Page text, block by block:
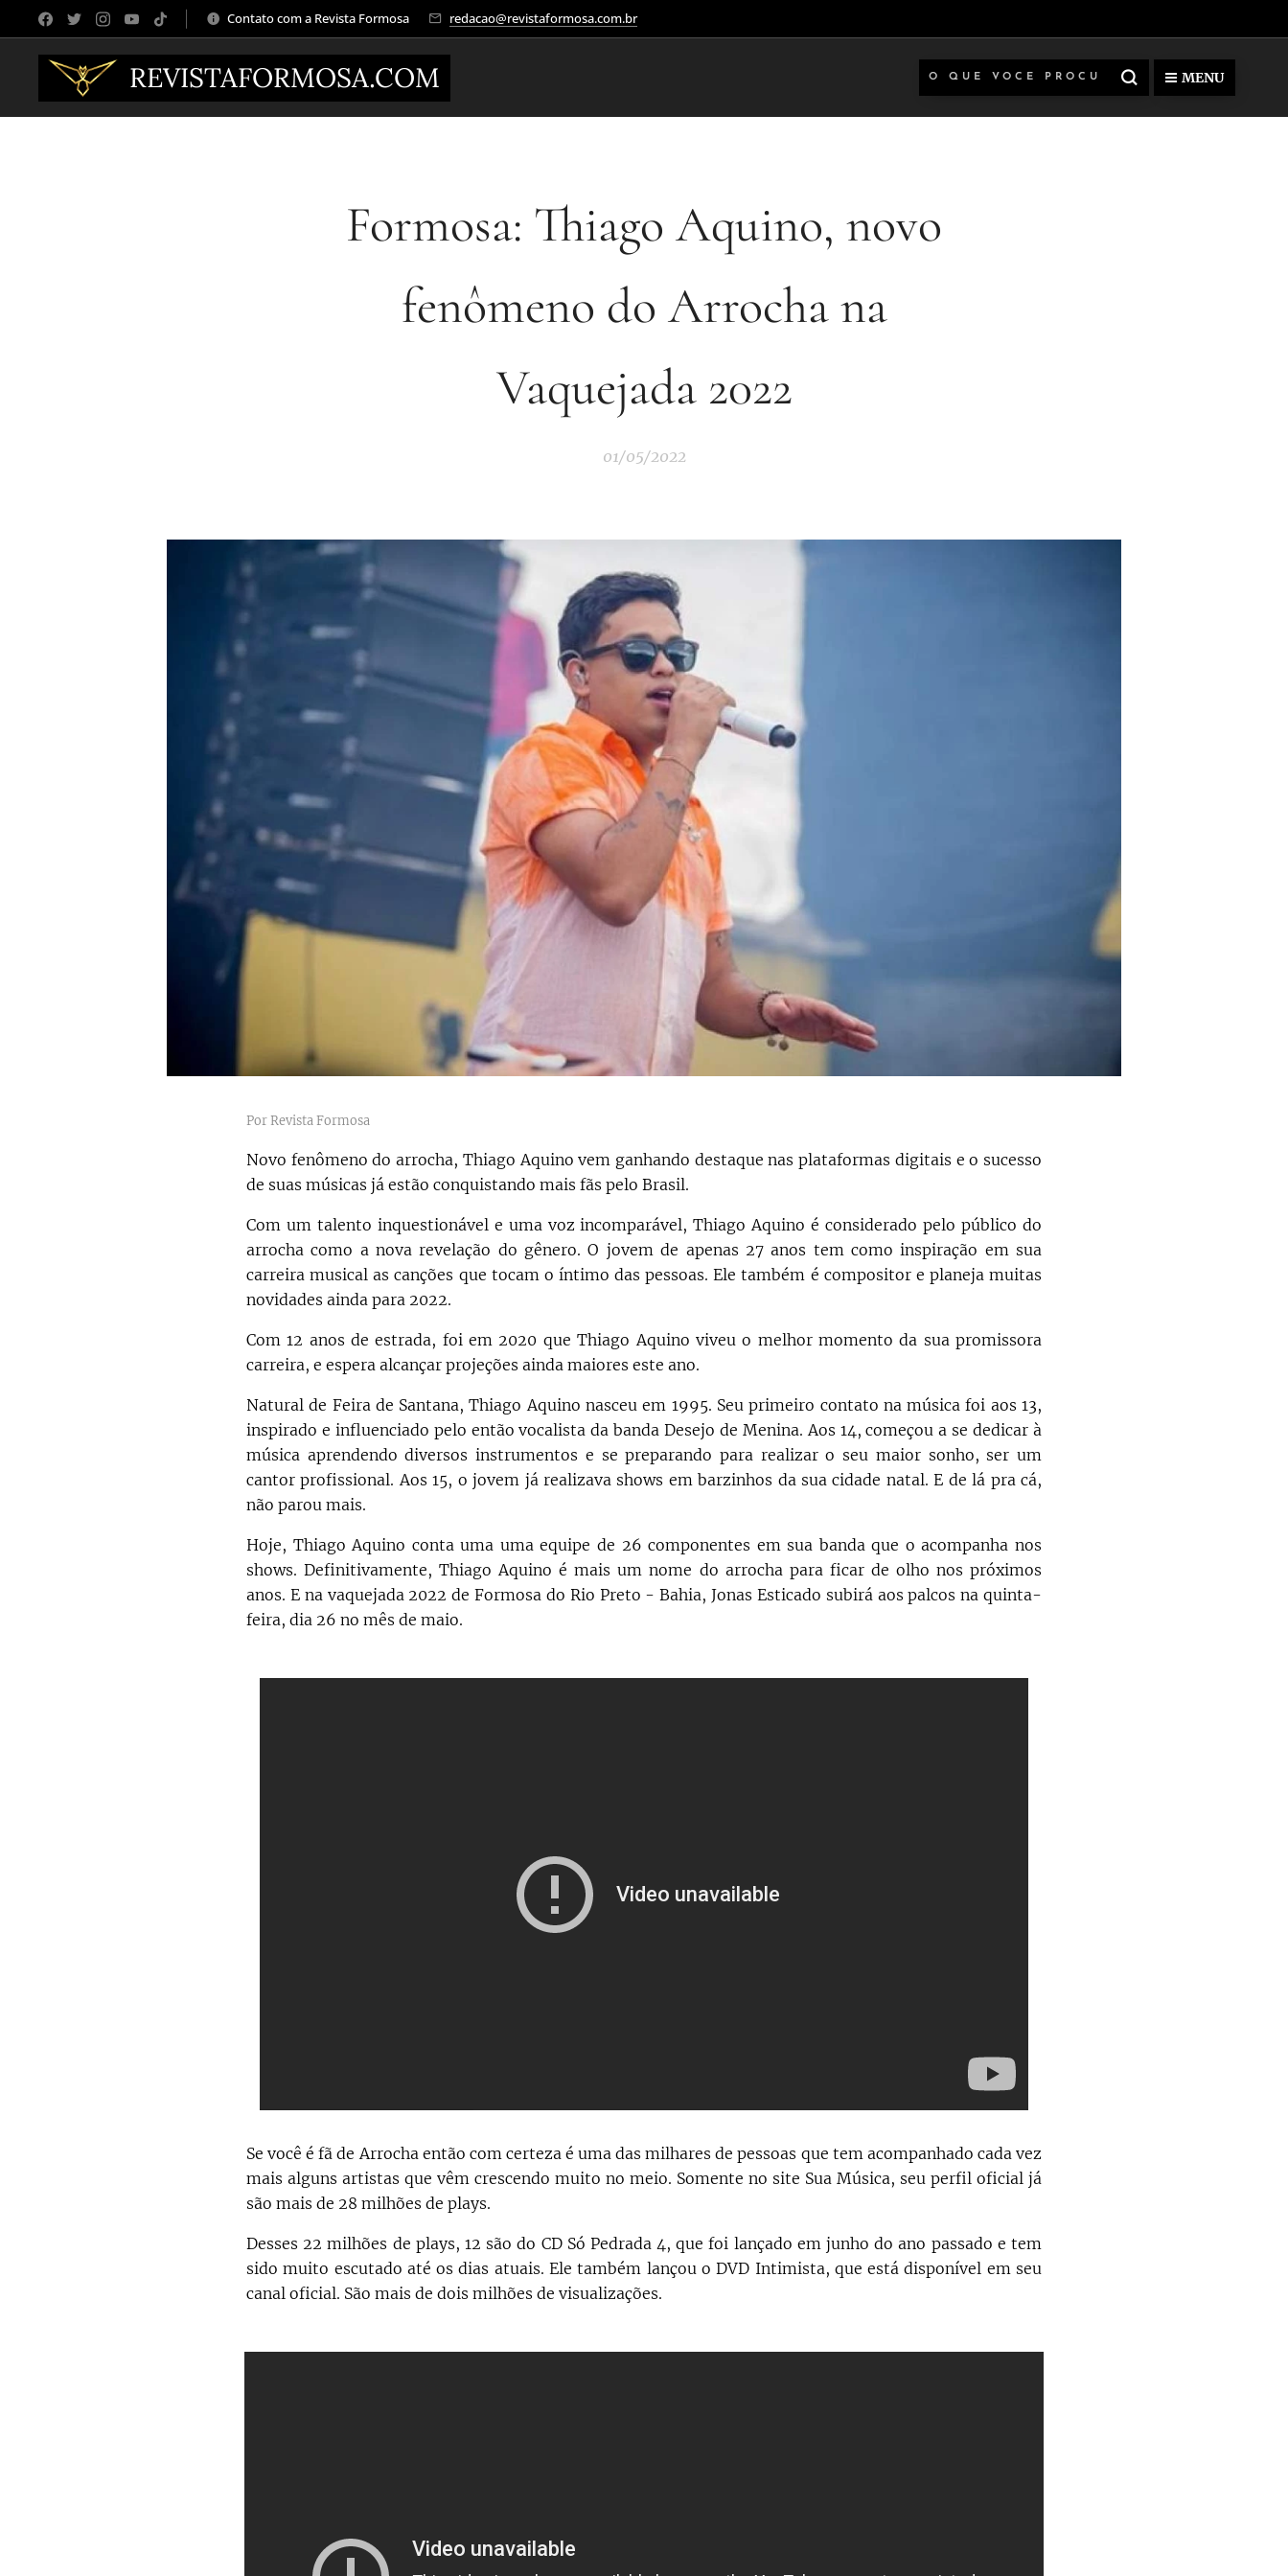
Contato com a Revista Formosa redacao@revistaformosa.com.br
REVISTAFORMOSA.COM MENU
Formosa: Thiago Aquino, novo
fenômeno do Arrocha na
Vaquejada 2022
01/05/2022
Por Revista Formosa
Novo fenômeno do arrocha, Thiago Aquino vem ganhando destaque nas plataformas digitais e o sucesso
de suas músicas já estão conquistando mais fãs pelo Brasil.
Com um talento inquestionável e uma voz incomparável, Thiago Aquino é considerado pelo público do
arrocha como a nova revelação do gênero. O jovem de apenas 27 anos tem como inspiração em sua
carreira musical as canções que tocam o íntimo das pessoas. Ele também é compositor e planeja muitas
novidades ainda para 2022.
Com 12 anos de estrada, foi em 2020 que Thiago Aquino viveu o melhor momento da sua promissora
carreira, e espera alcançar projeções ainda maiores este ano.
Natural de Feira de Santana, Thiago Aquino nasceu em 1995. Seu primeiro contato na música foi aos 13,
inspirado e influenciado pelo então vocalista da banda Desejo de Menina. Aos 14, começou a se dedicar à
música aprendendo diversos instrumentos e se preparando para realizar o seu maior sonho, ser um
cantor profissional. Aos 15, o jovem já realizava shows em barzinhos da sua cidade natal. E de lá pra cá,
não parou mais.
Hoje, Thiago Aquino conta uma uma equipe de 26 componentes em sua banda que o acompanha nos
shows. Definitivamente, Thiago Aquino é mais um nome do arrocha para ficar de olho nos próximos
anos. E na vaquejada 2022 de Formosa do Rio Preto - Bahia, Jonas Esticado subirá aos palcos na quinta-
feira, dia 26 no mês de maio.
Se você é fã de Arrocha então com certeza é uma das milhares de pessoas que tem acompanhado cada vez
mais alguns artistas que vêm crescendo muito no meio. Somente no site Sua Música, seu perfil oficial já
são mais de 28 milhões de plays.
Desses 22 milhões de plays, 12 são do CD Só Pedrada 4, que foi lançado em junho do ano passado e tem
sido muito escutado até os dias atuais. Ele também lançou o DVD Intimista, que está disponível em seu
canal oficial. São mais de dois milhões de visualizações.